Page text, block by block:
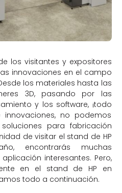
los visitantes y expositores
innovaciones en el campo
los materiales hasta las
3D, pasando por las
y los software, ¡todo
no podemos
para fabricación
de visitar el stand de HP
encontrarás muchas
interesantes. Pero,
en el stand de HP en
todo a continuación.